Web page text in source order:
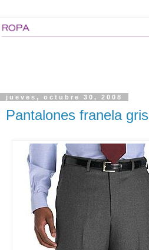
jueves, octubre 30, 2008
Pantalones franela gris